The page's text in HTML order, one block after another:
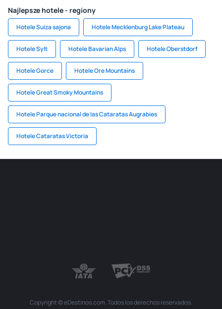
Najlepsze hotele - regiony
Hotele Suiza sajona Hotele Mecklenburg Lake Plateau
Hotele Sylt Hotele Bavarian Alps Hotele Oberstdorf
Hotele Gorce Hotele Ore Mountains
Hotele Great Smoky Mountains
Hotele Parque nacional de las Cataratas Augrabies
Hotele Cataratas Victoria
Copyright © eDestinos.com. Todos los derechos reservados.